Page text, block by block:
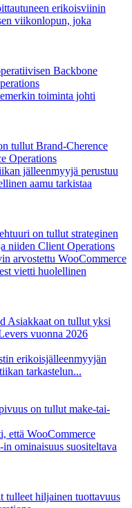
erikoisviinin
viikonlopun, joka
Backbone
toiminta johti
tullut Brand-Cherence
Operations
jälleenmyyjä perustuu
aamu tarkistaa
on tullut strateginen
niiden Client Operations
arvostettu WooCommerce
vietti huolellinen
Asiakkaat on tullut yksi
vuonna 2026
erikoisjälleenmyyjän
tarkastelun...
on tullut make-tai-
että WooCommerce
ominaisuus suositeltava
tulleet hiljainen tuottavuus